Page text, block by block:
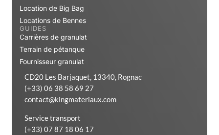
Location de Big Bag
Locations de Bennes
GUIDES
Carrières de granulat
Terrain de pétanque
Fournisseur granulat
CD20 Les Barjaquet, 13340, Rognac
(+33) 06 38 58 69 27
contact@kingmateriaux.com
Service transport
(+33) 07 87 18 06 17